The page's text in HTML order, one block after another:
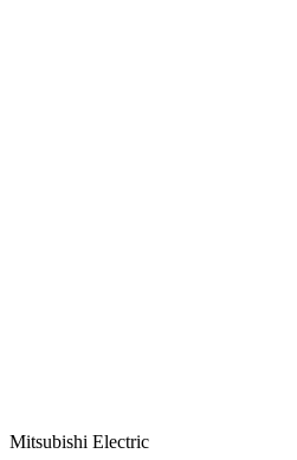
Mitsubishi Electric